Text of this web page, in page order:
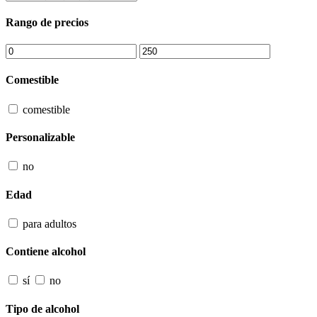
Rango de precios
Comestible
comestible
Personalizable
no
Edad
para adultos
Contiene alcohol
sí no
Tipo de alcohol